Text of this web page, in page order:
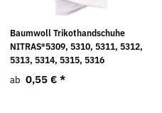
Baumwoll Trikothandschuhe
NITRAS®5309, 5310, 5311, 5312,
5313, 5314, 5315, 5316
ab 0,55 € *